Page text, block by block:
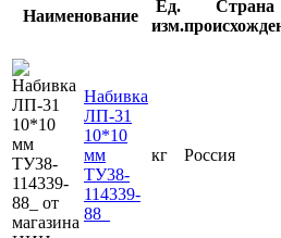
Наименование
Ед.
изм.
Страна
Набивка
ЛП-31
10*10
мм
ТУ38-
114339-
88_
кг Россия